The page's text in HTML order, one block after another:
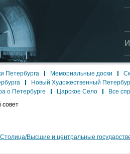
Петербурга Мемориальные доски
Новый Художественный
о Петербурге Царское Село
Все
совет
Высшие и центральные